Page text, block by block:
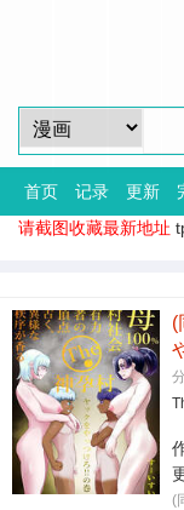
首页 记录 更新
请截图收藏最新地址
(
(